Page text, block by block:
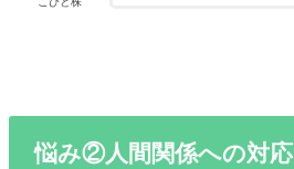
悩み②人間関係への対応